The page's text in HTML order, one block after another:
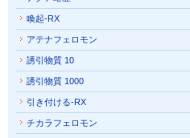
喚起-RX
アテナフェロモン
誘引物質 10
誘引物質 1000
引き付ける-RX
チカラフェロモン